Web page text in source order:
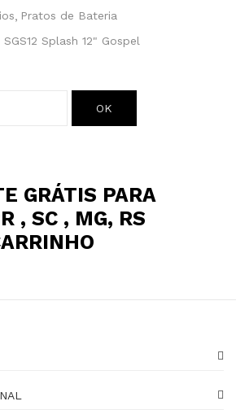
Pratos de Bateria
Splash 12" Gospel
OK
GRÁTIS PARA
, SC , MG, RS